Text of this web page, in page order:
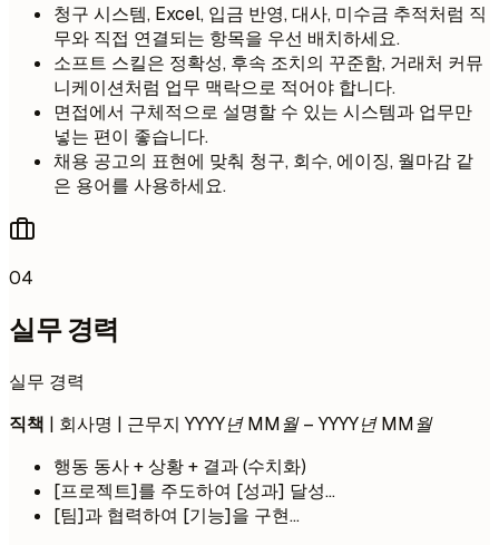
청구 시스템, Excel, 입금 반영, 대사, 미수금 추적처럼 직
무와 직접 연결되는 항목을 우선 배치하세요.
소프트 스킬은 정확성, 후속 조치의 꾸준함, 거래처 커뮤
니케이션처럼 업무 맥락으로 적어야 합니다.
면접에서 구체적으로 설명할 수 있는 시스템과 업무만
넣는 편이 좋습니다.
채용 공고의 표현에 맞춰 청구, 회수, 에이징, 월마감 같
은 용어를 사용하세요.
04
실무 경력
실무 경력
직책 | 회사명 | 근무지 YYYY년 MM월 – YYYY년 MM월
행동 동사 + 상황 + 결과 (수치화)
[프로젝트]를 주도하여 [성과] 달성...
[팀]과 협력하여 [기능]을 구현...